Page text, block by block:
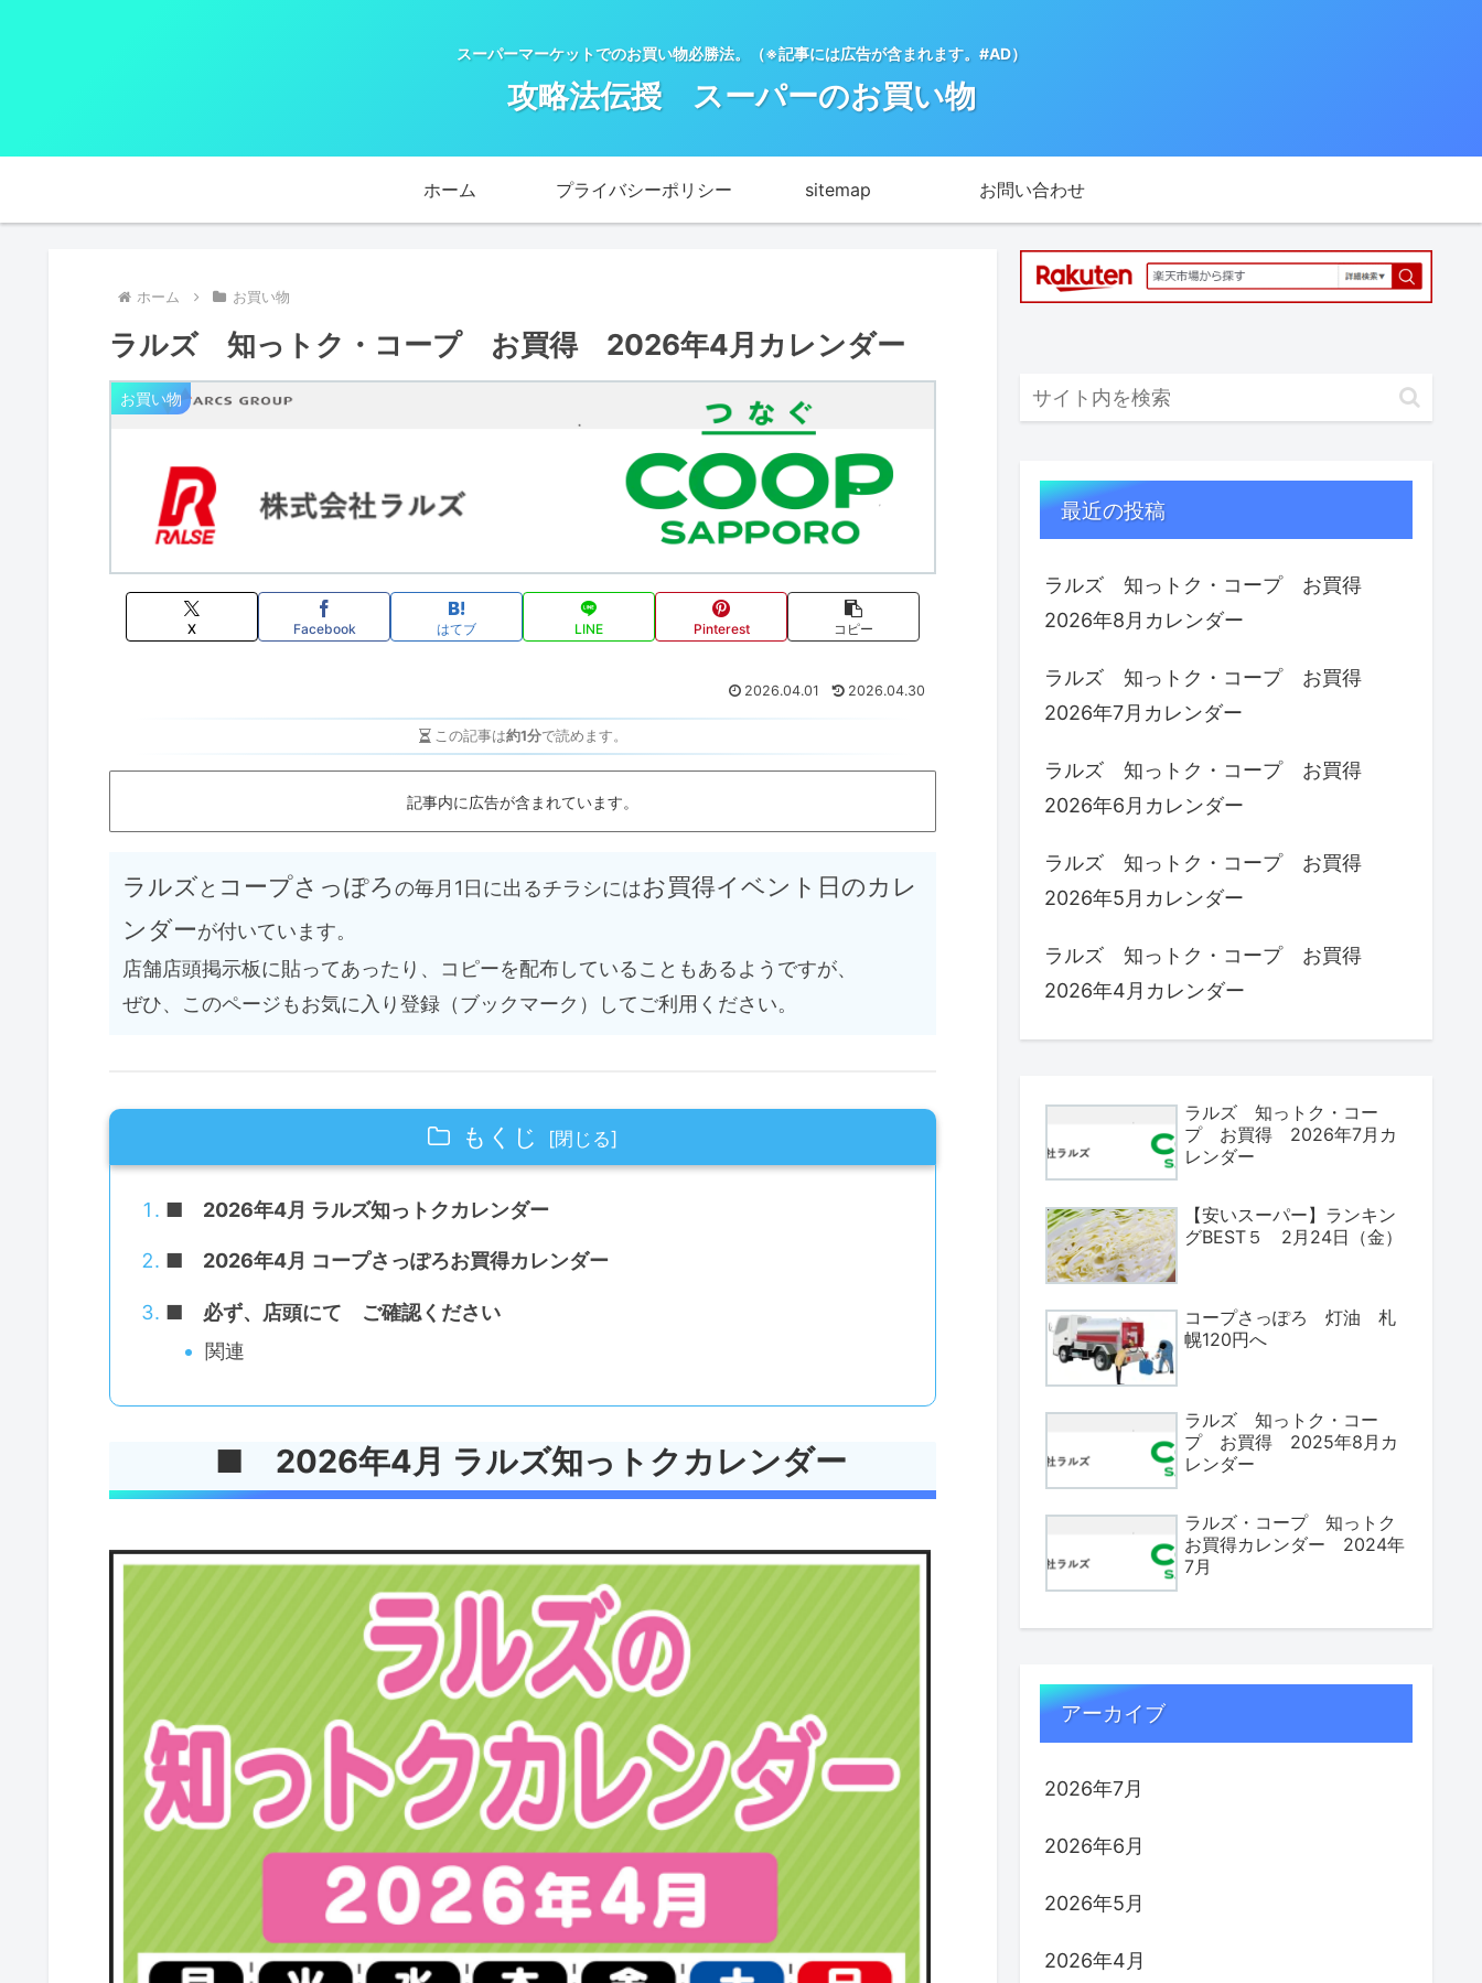
スーパーマーケットでのお買い物必勝法。（※記事には広告が含まれます。#AD）
攻略法伝授 スーパーのお買い物
ホーム プライバシーポリシー sitemap お問い合わせ
ホーム お買い物
ラルズ 知っトク・コープ お買得 2026年4月カレンダー
お買い物
X Facebook はてブ LINE Pinterest コピー
2026.04.01 2026.04.30
この記事は約1分で読めます。
記事内に広告が含まれています。
ラルズと コープさっぽろの毎月1日に出るチラシにはお買得イベント日のカレ
ンダーが付いています。
店舗店頭掲示板に貼ってあったり、コピーを配布していることもあるようですが、
ぜひ、このページもお気に入り登録（ブックマーク）してご利用ください。
もくじ
■ 2026年4月 ラルズ知っトクカレンダー
■ 2026年4月 コープさっぽろお買得カレンダー
■ 必ず、店頭にて ご確認ください
関連
■ 2026年4月 ラルズ知っトクカレンダー
最近の投稿
ラルズ 知っトク・コープ お買得
2026年8月カレンダー
ラルズ 知っトク・コープ お買得
2026年7月カレンダー
ラルズ 知っトク・コープ お買得
2026年6月カレンダー
ラルズ 知っトク・コープ お買得
2026年5月カレンダー
ラルズ 知っトク・コープ お買得
2026年4月カレンダー
ラルズ 知っトク・コー
プ お買得 2026年7月カ
レンダー
【安いスーパー】ランキン
グBEST５ 2月24日（金）
コープさっぽろ 灯油 札
幌120円へ
ラルズ 知っトク・コー
プ お買得 2025年8月カ
レンダー
ラルズ・コープ 知っトク
お買得カレンダー 2024年
7月
アーカイブ
2026年7月
2026年6月
2026年5月
2026年4月